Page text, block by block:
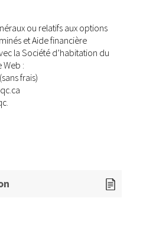
ou relatifs aux options
et Aide financière
la Société d’habitation du
Web :
frais)